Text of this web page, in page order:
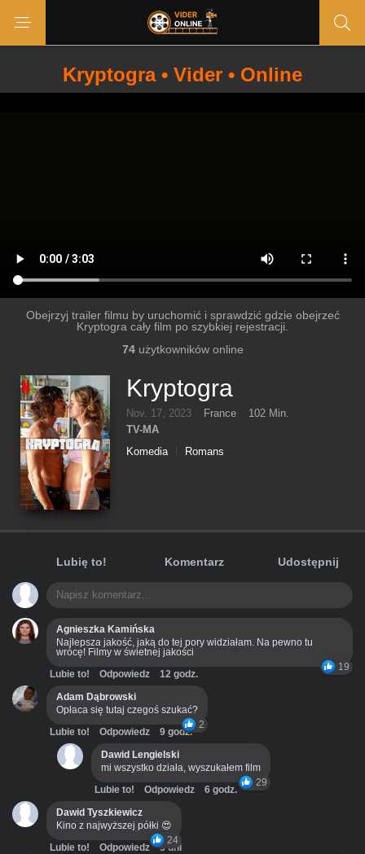
Kryptogra • Vider • Online
Obejrzyj trailer filmu by uruchomić i sprawdzić gdzie obejrzeć
Kryptogra cały film po szybkiej rejestracji.
74użytkowników online
Kryptogra
Nov. 17, 2023 France
102 Min.
TV-MA
Komedia
Romans
Lubię to! Komentarz Udostępnij
Agnieszka Kamińska
Najlepsza jakość, jaką do tej pory widziałam. Na pewno tu
wrócę! Filmy w świetnej jakości
19
Lubie to! Odpowiedz
12 godz.
Adam Dąbrowski
Opłaca się tutaj czegoś szukać?
2
Lubie to! Odpowiedz
9 godz.
Dawid Lengielski
mi wszystko działa, wyszukałem film
29
Lubie to! Odpowiedz
6 godz.
Dawid Tyszkiewicz
Kino z najwyższej półki 😍
24
Lubie to! Odpowiedz
3 dni